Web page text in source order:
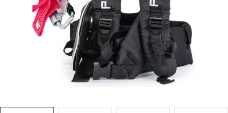
Autodoplňky